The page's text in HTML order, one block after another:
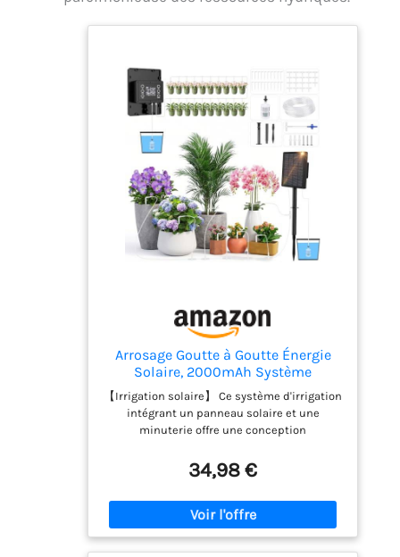
Arrosage Goutte à Goutte Énergie
Solaire, 2000mAh Système
D'irrigation Solaire, Automatique
pour 20 Plantes en Pot avec 15M
Tuyau Arrosage, Programmateur
Arrosage Automatique pour
【Irrigation solaire】 Ce système d'irrigation
intégrant un panneau solaire et une
minuterie offre une conception
l'environnement, idéale pour les jardins,
balcons, terrasses et autres espaces
nécessitant un arrosage. Sa batterie
intégrée de 2000 mAh permet d'arroser les
plantes par temps ensoleillé ou nuageux.
Fabriqué en ABS résistant, il bénéficie d'une
34,98 €